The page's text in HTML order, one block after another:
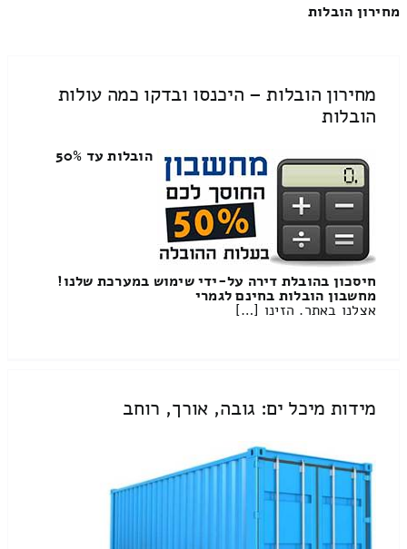
מחירון הובלות
מחירון הובלות – היכנסו ובדקו כמה עולות
הובלות
הובלות עד 50%
חיסכון בהובלת דירה על-ידי שימוש במערכת שלנו!
מחשבון הובלות בחינם לגמרי
אצלנו באתר. הזינו […]
מידות מיכל ים: גובה, אורך, רוחב